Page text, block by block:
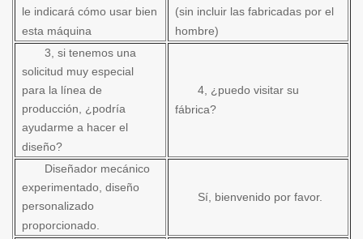
le indicará cómo usar bien
esta máquina
(sin incluir las fabricadas por el
hombre)
3, si tenemos una
solicitud muy especial
para la línea de
producción, ¿podría
ayudarme a hacer el
diseño?
4, ¿puedo visitar su
fábrica?
Diseñador mecánico
experimentado, diseño
personalizado
proporcionado.
Sí, bienvenido por favor.